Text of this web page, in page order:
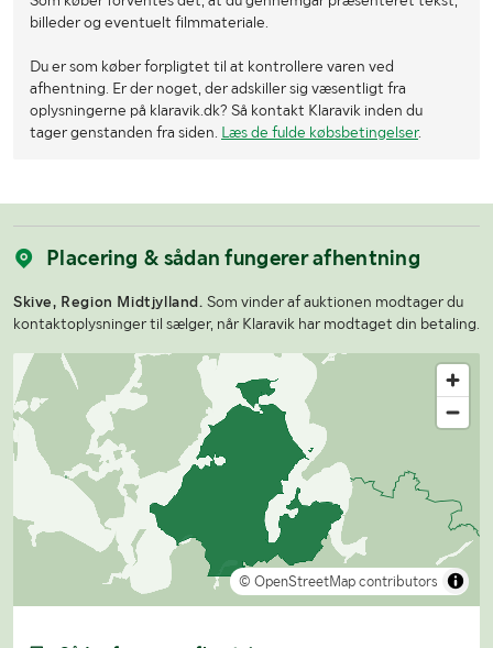
billeder og eventuelt filmmateriale.
Du er som køber forpligtet til at kontrollere varen ved
afhentning. Er der noget, der adskiller sig væsentligt fra
oplysningerne på klaravik.dk? Så kontakt Klaravik inden du
tager genstanden fra siden. Læs de fulde købsbetingelser.
Placering & sådan fungerer afhentning
Skive, Region Midtjylland. Som vinder af auktionen modtager du
kontaktoplysninger til sælger, når Klaravik har modtaget din betaling.
© OpenStreetMap contributors